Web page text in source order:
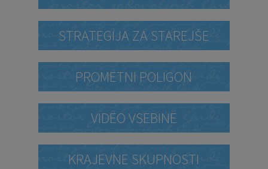
STRATEGIJA ZA STAREJŠE
PROMETNI POLIGON
VIDEO VSEBINE
KRAJEVNE SKUPNOSTI